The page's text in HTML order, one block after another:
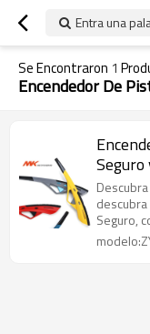
Entra una
Se Encontraron 1
Encendedor De
hogar
Seguro,